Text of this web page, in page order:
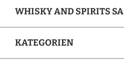
WHISKY AND SPIRITS SA
KATEGORIEN